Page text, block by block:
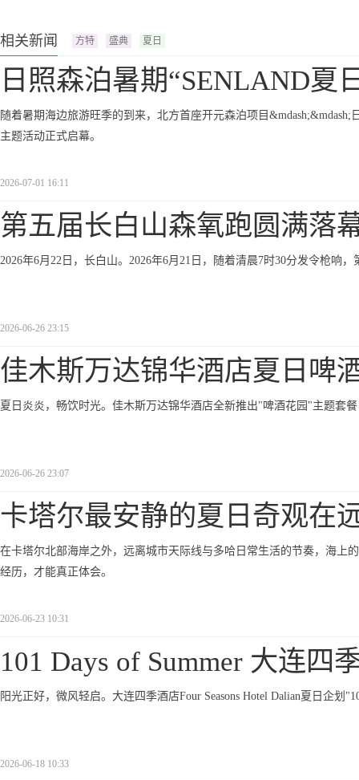
相关新闻 方特 盛典 夏日
日照森泊暑期“SENLAND夏
随着暑期海边旅游旺季的到来，北方首座开元森泊项目
主题活动正式启幕。
2026-07-01 16:11
第五届长白山森氧跑圆满落
2026年6月22日，长白山。2026年6月21日，随着清晨7时30分发令枪响
2026-06-26 23:15
佳木斯万达锦华酒店夏日啤
夏日炎炎，畅饮时光。佳木斯万达锦华酒店全新推出"啤酒花园"主题套
2026-06-26 23:07
卡塔尔最安静的夏日奇观在
在卡塔尔北部海岸之外，远离城市天际线与多哈日常生活的节奏，海上
经历，才能真正体会。
2026-06-23 10:31
101 Days of Summer 大连四
阳光正好，微风轻启。大连四季酒店Four Seasons Hotel Dalian夏日企划
2026-06-18 10:33